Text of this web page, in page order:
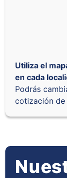
Utiliza el
en cada
Podrás
cotización de